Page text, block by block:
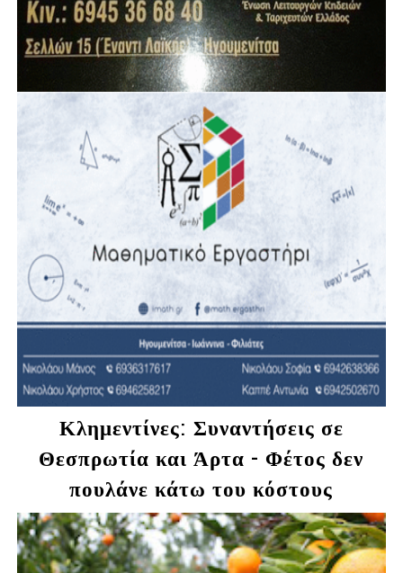
Κλημεντίνες: Συναντήσεις σε
Θεσπρωτία και Άρτα - Φέτος δεν
πουλάνε κάτω του κόστους